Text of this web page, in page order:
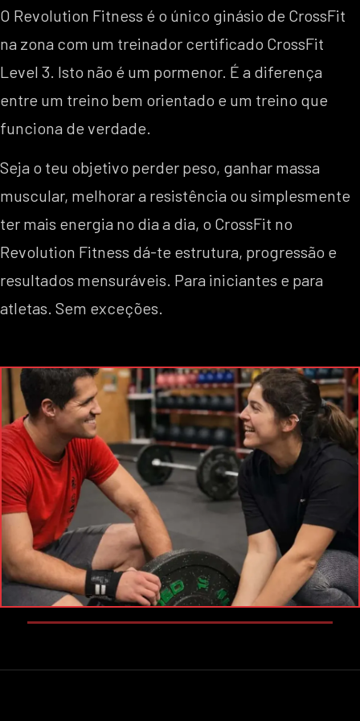
O Revolution Fitness é o único ginásio de CrossFit
na zona com um treinador certificado CrossFit
Level 3. Isto não é um pormenor. É a diferença
entre um treino bem orientado e um treino que
funciona de verdade.
Seja o teu objetivo perder peso, ganhar massa
muscular, melhorar a resistência ou simplesmente
ter mais energia no dia a dia, o CrossFit no
Revolution Fitness dá-te estrutura, progressão e
resultados mensuráveis. Para iniciantes e para
atletas. Sem exceções.